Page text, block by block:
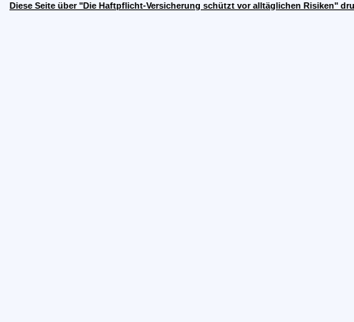
Diese Seite über "Die Haftpflicht-Versicherung schützt vor alltäglichen Risiken"